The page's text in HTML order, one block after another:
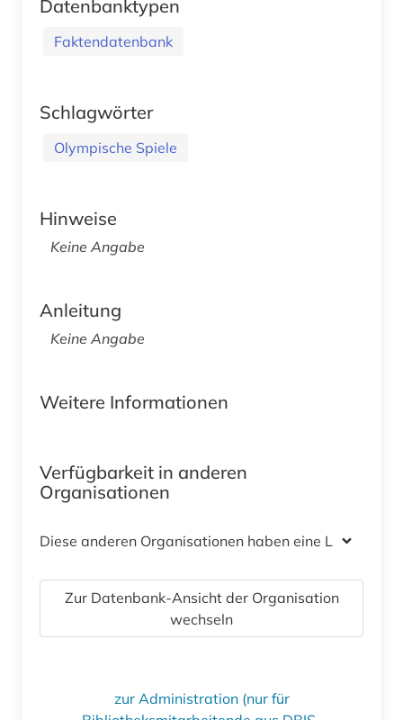
Datenbanktypen
Faktendatenbank
Schlagwörter
Olympische Spiele
Hinweise
Keine Angabe
Anleitung
Keine Angabe
Weitere Informationen
Verfügbarkeit in anderen
Organisationen
Diese anderen Organisationen haben eine Lizenz
Zur Datenbank-Ansicht der Organisation
wechseln
zur Administration (nur für